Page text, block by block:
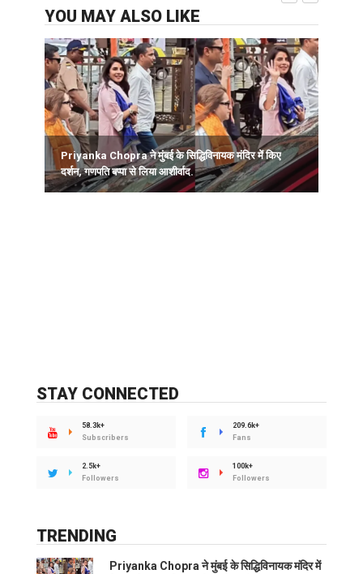
YOU MAY ALSO LIKE
Priyanka Chopra ने मुंबई के सिद्धिविनायक मंदिर में किए
दर्शन, गणपति बप्पा से लिया आशीर्वाद.
STAY CONNECTED
58.3k+
Subscribers
209.6k+
Fans
2.5k+
Followers
100k+
Followers
TRENDING
Priyanka Chopra ने मुंबई के सिद्धिविनायक मंदिर में